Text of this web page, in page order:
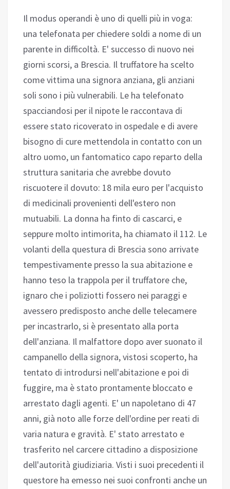
Il modus operandi è uno di quelli più in voga:
una telefonata per chiedere soldi a nome di un
parente in difficoltà. E' successo di nuovo nei
giorni scorsi, a Brescia. Il truffatore ha scelto
come vittima una signora anziana, gli anziani
soli sono i più vulnerabili. Le ha telefonato
spacciandosi per il nipote le raccontava di
essere stato ricoverato in ospedale e di avere
bisogno di cure mettendola in contatto con un
altro uomo, un fantomatico capo reparto della
struttura sanitaria che avrebbe dovuto
riscuotere il dovuto: 18 mila euro per l'acquisto
di medicinali provenienti dell'estero non
mutuabili. La donna ha finto di cascarci, e
seppure molto intimorita, ha chiamato il 112. Le
volanti della questura di Brescia sono arrivate
tempestivamente presso la sua abitazione e
hanno teso la trappola per il truffatore che,
ignaro che i poliziotti fossero nei paraggi e
avessero predisposto anche delle telecamere
per incastrarlo, si è presentato alla porta
dell'anziana. Il malfattore dopo aver suonato il
campanello della signora, vistosi scoperto, ha
tentato di introdursi nell'abitazione e poi di
fuggire, ma è stato prontamente bloccato e
arrestato dagli agenti. E' un napoletano di 47
anni, già noto alle forze dell'ordine per reati di
varia natura e gravità. E' stato arrestato e
trasferito nel carcere cittadino a disposizione
dell'autorità giudiziaria. Visti i suoi precedenti il
questore ha emesso nei suoi confronti anche un